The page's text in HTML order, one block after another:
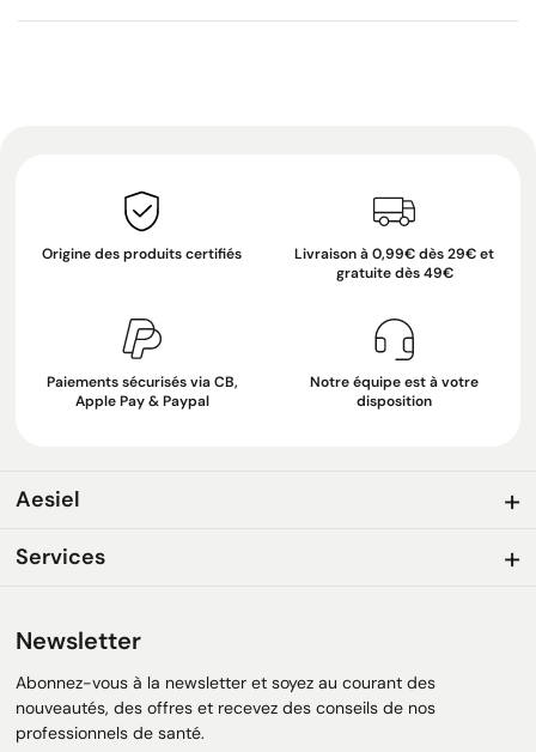
Origine des produits certifiés
Livraison à 0,99€ dès 29€ et
gratuite dès 49€
Paiements sécurisés via CB,
Apple Pay & Paypal
Notre équipe est à votre
disposition
Aesiel
Services
Newsletter
Abonnez-vous à la newsletter et soyez au courant des
nouveautés, des offres et recevez des conseils de nos
professionnels de santé.